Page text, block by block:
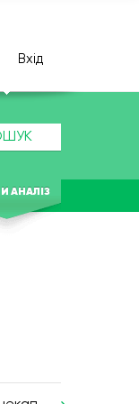
Вхід
АНАЛІЗ